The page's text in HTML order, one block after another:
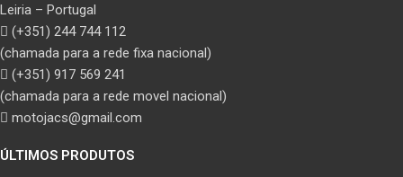
Leiria – Portugal
(+351) 244 744 112
(chamada para a rede fixa nacional)
(+351) 917 569 241
(chamada para a rede movel nacional)
motojacs@gmail.com
ÚLTIMOS PRODUTOS